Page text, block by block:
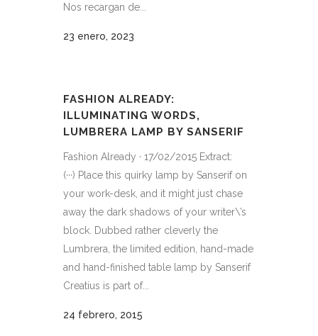
Nos recargan de...
23 enero, 2023
FASHION ALREADY:
ILLUMINATING WORDS,
LUMBRERA LAMP BY SANSERIF
Fashion Already · 17/02/2015 Extract:
(···) Place this quirky lamp by Sanserif on
your work-desk, and it might just chase
away the dark shadows of your writer\’s
block. Dubbed rather cleverly the
Lumbrera, the limited edition, hand-made
and hand-finished table lamp by Sanserif
Creatius is part of...
24 febrero, 2015